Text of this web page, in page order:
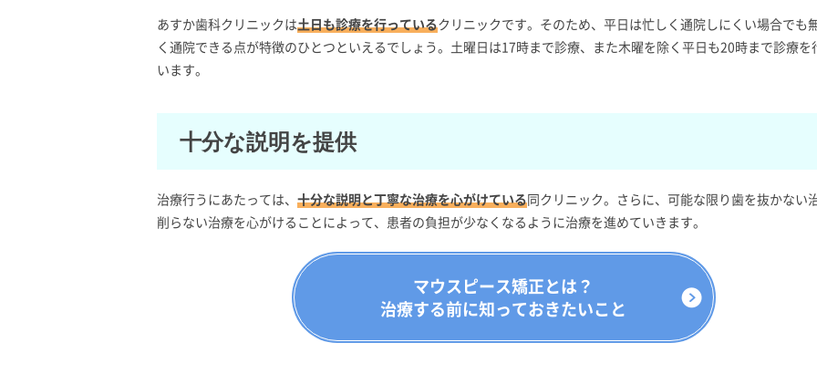
あすか歯科クリニックは土日も診療を行っているクリニックです。そのため、平日は忙しく通院しにくい場合でも
く通院できる点が特徴のひとつといえるでしょう。土曜日は17時まで診療、また木曜を除く平日も20時まで診療を
います。
十分な説明を提供
治療行うにあたっては、 十分な説明と丁寧な治療を心がけている同クリニック。さらに、可能な限り歯を抜かない治
削らない治療を心がけることによって、患者の負担が少なくなるように治療を進めていきます。
マウスピース矯正とは？
治療する前に知っておきたいこと